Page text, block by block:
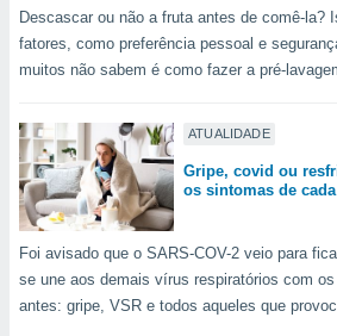
estudos
de
1199
Descascar ou não a fruta antes de comê-la?
fatores, como preferência pessoal e
muitos não sabem é como fazer a pré-
ATUALIDADE
Gripe, covid ou
os sintomas de
Foi avisado que o SARS-COV-2 veio para
se une aos demais vírus respiratórios com
antes: gripe, VSR e todos aqueles que